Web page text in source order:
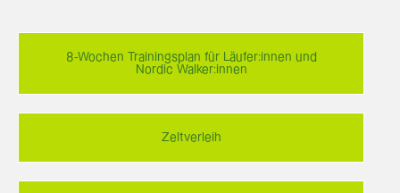
8-Wochen Trainingsplan für Läufer:innen und
Nordic Walker:innen
Zeltverleih